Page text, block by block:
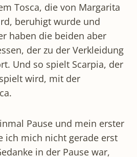
Tosca, die von Margarita
beruhigt wurde und
haben die beiden aber
der zu der Verkleidung
Und so spielt Scarpia, der
wird, mit der
Pause und mein erster
ich mich nicht gerade erst
in der Pause war,